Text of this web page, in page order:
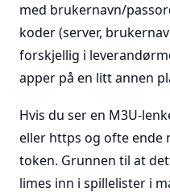
med brukernavn/
koder (server,
forskjellig i
apper på en litt annen
Hvis du ser en M3U-
eller https og ofte ende
token. Grunnen til at
limes inn i spillelister i